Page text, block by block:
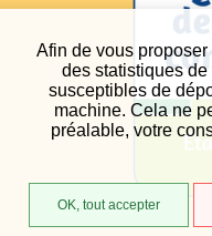
Afin de vous
des statistiques
susceptibles de
machine. Cela ne
préalable, votre
OK, tout accepter